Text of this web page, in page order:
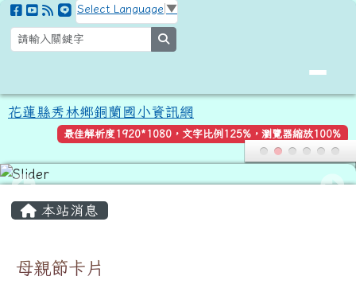
跳至主內容區
花蓮縣秀林鄉銅蘭國小資訊網
Select Language ▼
花蓮縣秀林鄉銅蘭國小資訊網
最佳解析度1920*1080，文字比例125%，瀏覽器縮放100%
本站消息
母親節卡片